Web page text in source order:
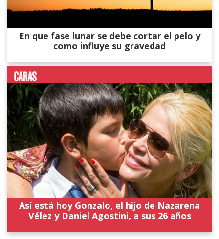
En que fase lunar se debe cortar el pelo y
como influye su gravedad
Así está hoy Gonzalo, el hijo de Nazarena
Vélez y Daniel Agostini, a sus 26 años